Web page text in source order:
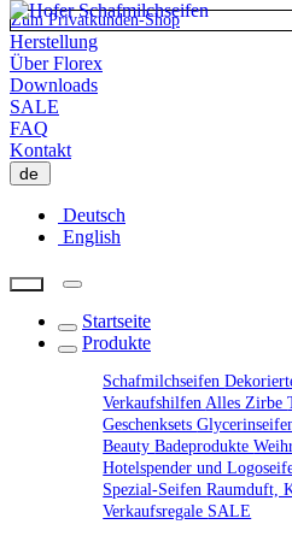
Zum Privatkunden-Shop
Herstellung
Über Florex
Downloads
SALE
FAQ
Kontakt
de
Deutsch
English
Startseite
Produkte
Schafmilchseifen
Verkaufshilfen Alles Zirbe
Geschenksets
BeautyBadeprodukte
Hotelspender und
Spezial-SeifenRaumduft,
Verkaufsregale SALE